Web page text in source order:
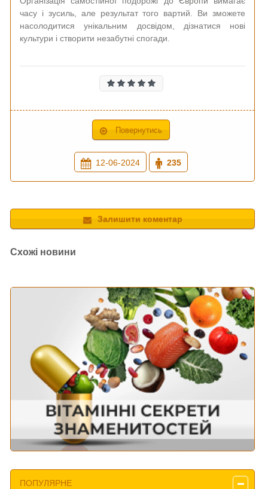
часу і зусиль, але результат того вартий. Ви зможете
насолодитися унікальним досвідом, дізнатися нові
культури і створити незабутні спогади.
Повернутись
12-06-2024 235
Залишити коментар
Схожі новини
ПОПУЛЯРНЕ